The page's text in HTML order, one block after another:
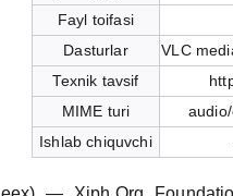
Fayl toifasi
Dasturlar
VLC
Texnik tavsif
MIME turi
Ishlab chiquvchi